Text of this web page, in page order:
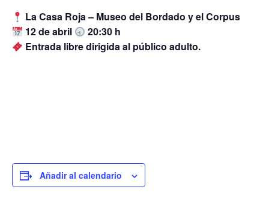
La Casa Roja – Museo del Bordado y el Corpus
12 de abril
20:30 h
Entrada libre dirigida al público adulto.
Añadir al calendario